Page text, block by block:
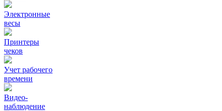
Электронные
весы
Принтеры
чеков
Учет рабочего
времени
Видео‑
наблюдение